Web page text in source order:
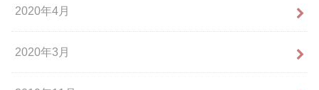
2020年4月
2020年3月